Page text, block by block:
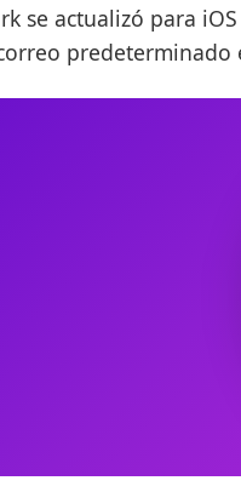
se actualizó para
predeterminado